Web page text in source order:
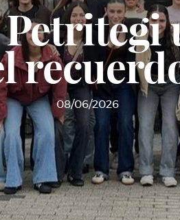
08/06/2026